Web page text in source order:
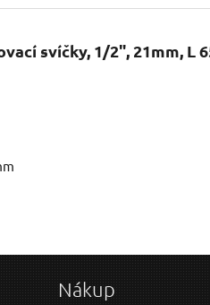
svíčky, 1/2", 21mm, L
Nákup